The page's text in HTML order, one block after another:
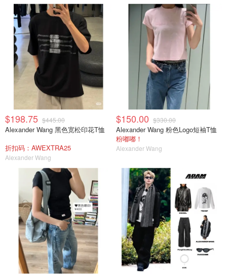
$198.75 $445.00
Alexander Wang 黑色宽松印花T恤
折扣码：AWEXTRA25
Alexander Wang
$150.00 $330.00
Alexander Wang 粉色Logo短袖T恤
粉嘟嘟！
Alexander Wang